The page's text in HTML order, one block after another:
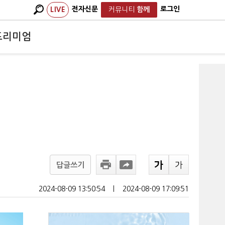
LIVE 전자신문 커뮤니티 함께 로그인
리미엄
답글쓰기
2024-08-09 13:50:54 2024-08-09 17:09:51